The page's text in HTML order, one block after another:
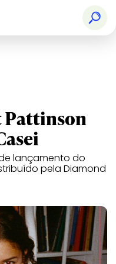
Pattinson
lançamento do
pela Diamond